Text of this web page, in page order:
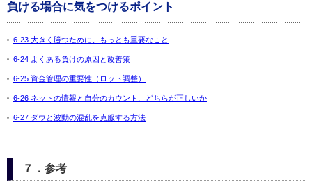
負ける場合に気をつけるポイント
6-23 大きく勝つために、もっとも重要なこと
6-24 よくある負けの原因と改善策
6-25 資金管理の重要性（ロット調整）
6-26 ネットの情報と自分のカウント、どちらが正しいか
6-27 ダウと波動の混乱を克服する方法
７．参考